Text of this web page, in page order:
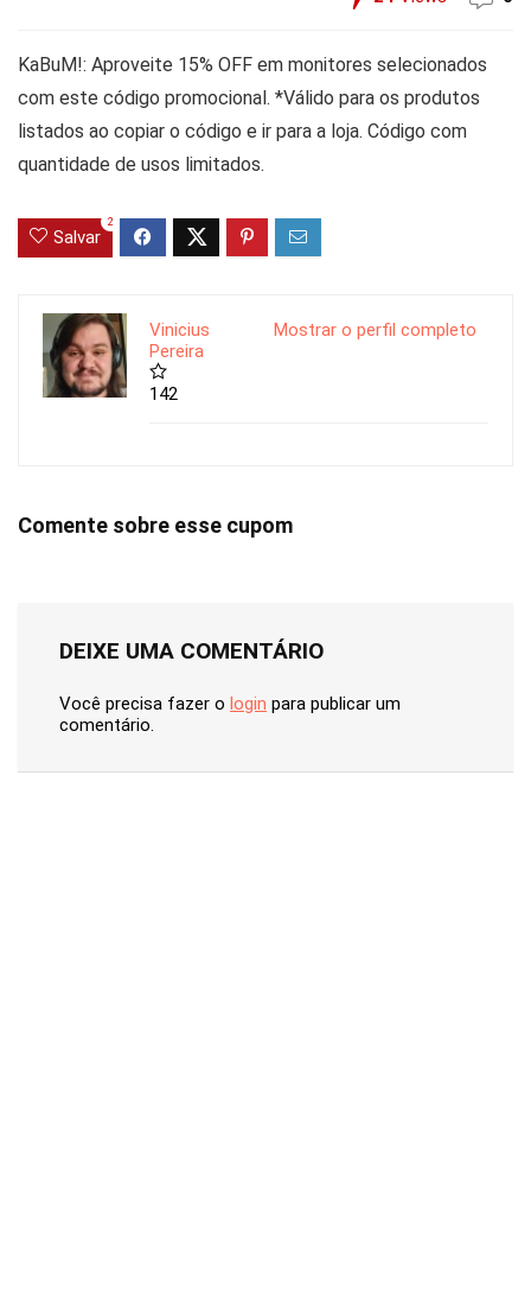
KaBuM!: Aproveite 15% OFF em monitores selecionados
com este código promocional. *Válido para os produtos
listados ao copiar o código e ir para a loja. Código com
quantidade de usos limitados.
Salvar
2
Mostrar o perfil completo
Vinicius
Pereira
142
Comente sobre esse cupom
DEIXE UMA COMENTÁRIO
Você precisa fazer o login para publicar um
comentário.